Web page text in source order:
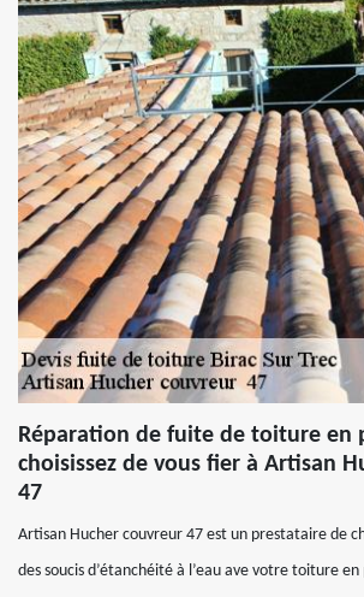
Réparation de fuite de toiture en
choisissez de vous fier à Artisan
47
Artisan Hucher couvreur 47 est un prestataire de
des soucis d’étanchéité à l’eau ave votre toiture